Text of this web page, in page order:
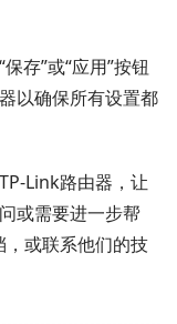
存”或“应用”按钮
以确保所有设置都
Link路由器，让
或需要进一步帮
或联系他们的技